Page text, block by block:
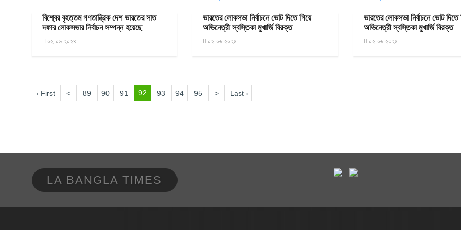
বিশ্বের বৃহত্তম গণতান্ত্রিক দেশ ভারতের সাত
দফার লোকসভার নির্বাচন সম্পন্ন হয়েছে
০২-০৬-২০২৪
ভারতের লোকসভা নির্বাচনে ভোট দিতে গিয়ে
অভিনেত্রী স্বস্তিকা মুখার্জি বিরক্ত
০২-০৬-২০২৪
ভারতের লোকসভা নির্বাচনে ভোট দিতে
অভিনেত্রী স্বস্তিকা মুখার্জি বিরক্ত
০২-০৬-২০২৪
‹ First < 89 90 91 92 93 94 95 > Last ›
LA BANGLA TIMES